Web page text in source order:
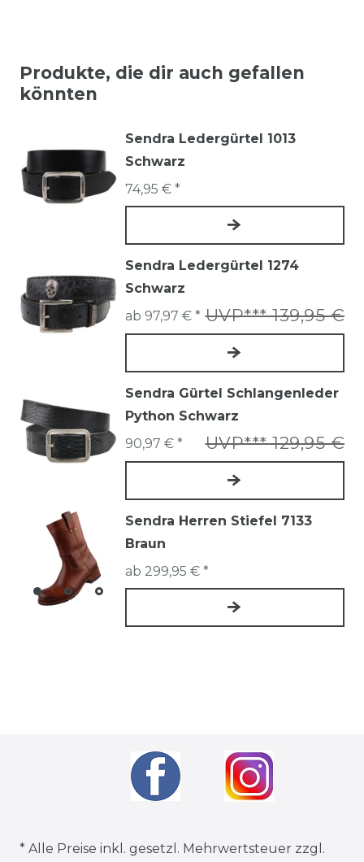
Produkte, die dir auch gefallen
könnten
Sendra Ledergürtel 1013
Schwarz
74,95 € *
Sendra Ledergürtel 1274
Schwarz
UVP*** 139,95 €
ab 97,97 € *
Sendra Gürtel Schlangenleder
Python Schwarz
UVP*** 129,95 €
90,97 € *
Sendra Herren Stiefel 7133
Braun
ab 299,95 € *
* Alle Preise inkl. gesetzl. Mehrwertsteuer zzgl.